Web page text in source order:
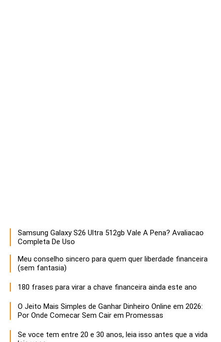
Samsung Galaxy S26 Ultra 512gb Vale A Pena? Avaliacao
Completa De Uso
Meu conselho sincero para quem quer liberdade financeira
(sem fantasia)
180 frases para virar a chave financeira ainda este ano
O Jeito Mais Simples de Ganhar Dinheiro Online em 2026:
Por Onde Comecar Sem Cair em Promessas
Se voce tem entre 20 e 30 anos, leia isso antes que a vida